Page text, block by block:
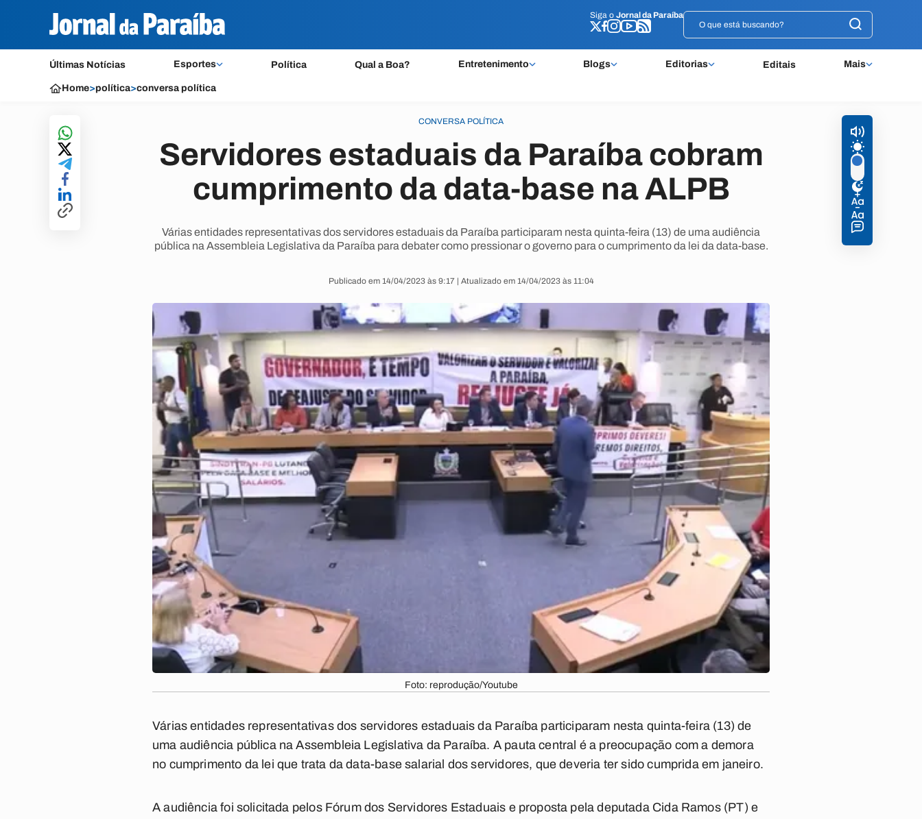
Siga o Jornal da Paraíba
Últimas Notícias Esportes Política Qual a Boa? Entretenimento Blogs Editorias Editais Mais
Siga o Jornal da Paraíba
Home>política>conversa política
CONVERSA POLÍTICA
Servidores estaduais da Paraíba cobram
cumprimento da data-base na ALPB
Várias entidades representativas dos servidores estaduais da Paraíba participaram nesta quinta-feira (13) de uma audiência
pública na Assembleia Legislativa da Paraíba para debater como pressionar o governo para o cumprimento da lei da data-base.
Publicado em 14/04/2023 às 9:17 | Atualizado em 14/04/2023 às 11:04
Foto: reprodução/Youtube
Várias entidades representativas dos servidores estaduais da Paraíba participaram nesta quinta-feira (13) de
uma audiência pública na Assembleia Legislativa da Paraíba. A pauta central é a preocupação com a demora
no cumprimento da lei que trata da data-base salarial dos servidores, que deveria ter sido cumprida em janeiro.
A audiência foi solicitada pelos Fórum dos Servidores Estaduais e proposta pela deputada Cida Ramos (PT) e